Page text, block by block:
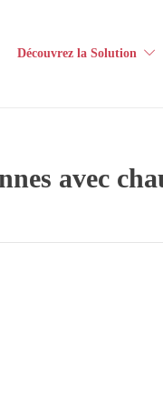
Découvrez la Solution
avec